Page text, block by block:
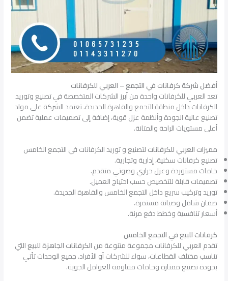
أفضل شركة كرفانات في التجمع – العربي للكرفانات
تعد العربي للكرفانات واحدة من أبرز الشركات المتخصصة في تصنيع وتوريد
الكرفانات داخل منطقة التجمع والقاهرة الجديدة. تعتمد الشركة على مواد
تصنيع عالية الجودة وأنظمة عزل قوية، إضافة إلى تصميمات عملية تضمن
أعلى مستويات الراحة والمتانة.
مميزات العربي للكرفاناتلتصنيع و توريد الكرفانات في التجمع الخامس
تصنيع كرفانات سكنية، إدارية وتجارية.
خامات مستوردة وعزل حراري وصوتي متقدم.
تصميمات قابلة للتخصيص حسب احتياج العميل.
توريد وتركيب سريع داخل التجمع الخامس والقاهرة الجديدة.
ضمان شامل وصيانة مستمرة.
أسعار تنافسية وخطط دفع مرنة.
كرفانات للبيع في التجمع الخامس
تقدم العربي للكرفانات مجموعة متنوعة منالكرفانات الجاهزة للبيعالتي
تناسب مختلف القطاعات، سواء للشركات أو الأفراد. جميع الوحدات تأتي
بجودة تصنيع ممتازة وخامات مقاومة للعوامل الجوية.